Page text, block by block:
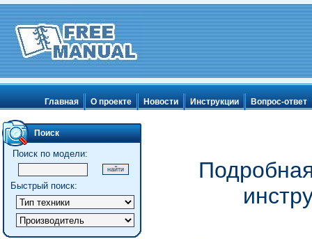
Главная О проекте Новости Инструкции Вопрос-ответ
Поиск
Поиск по модели:
Быстрый поиск: